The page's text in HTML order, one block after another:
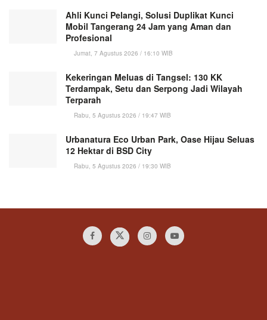
Ahli Kunci Pelangi, Solusi Duplikat Kunci
Mobil Tangerang 24 Jam yang Aman dan
Profesional
Jumat, 7 Agustus 2026 / 16:10 WIB
Kekeringan Meluas di Tangsel: 130 KK
Terdampak, Setu dan Serpong Jadi Wilayah
Terparah
Rabu, 5 Agustus 2026 / 19:47 WIB
Urbanatura Eco Urban Park, Oase Hijau Seluas
12 Hektar di BSD City
Rabu, 5 Agustus 2026 / 19:30 WIB